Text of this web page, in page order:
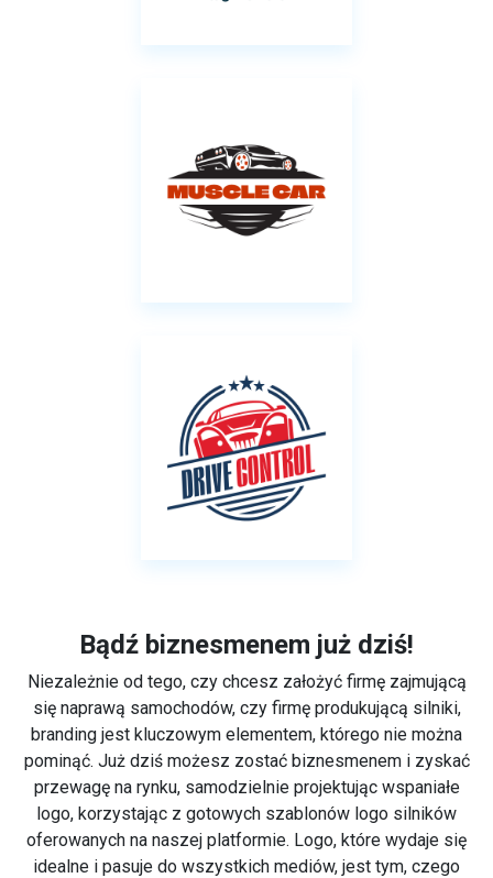
Bądź biznesmenem już dziś!
Niezależnie od tego, czy chcesz założyć firmę zajmującą
się naprawą samochodów, czy firmę produkującą silniki,
branding jest kluczowym elementem, którego nie można
pominąć. Już dziś możesz zostać biznesmenem i zyskać
przewagę na rynku, samodzielnie projektując wspaniałe
logo, korzystając z gotowych szablonów logo silników
oferowanych na naszej platformie. Logo, które wydaje się
idealne i pasuje do wszystkich mediów, jest tym, czego